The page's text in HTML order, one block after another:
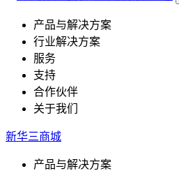
产品与解决方案
行业解决方案
服务
支持
合作伙伴
关于我们
新华三商城
产品与解决方案